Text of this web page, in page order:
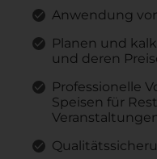
Anwendung
Planen und
und deren
Professionelle
Speisen für